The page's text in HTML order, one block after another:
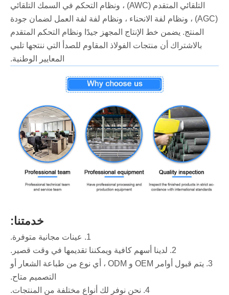
التلقائي المتقدم (AWC) ، ونظام التحكم في السمك التلقائي
(AGC) ، ونظام لفة الانحناء ، ونظام لفة لفة العمل لضمان جودة
المنتج. يضمن خط الإنتاج المجهز جيدًا ونظام التحكم المتقدم
بالاشتراك أن منتجات الفولاذ المقاوم للصدأ التي ننتجها تلبي
المعايير الوطنية.
خدمتنا:
1. عينات مجانية متوفرة.
2. لدينا أسهم كافية ويمكننا تقديمها في وقت قصير.
3. يتم قبول أوامر OEM و ODM ، أي نوع من طباعة الشعار أو
التصميم متاح.
4. نحن نوفر لك أنواع مختلفة من المنتجات.